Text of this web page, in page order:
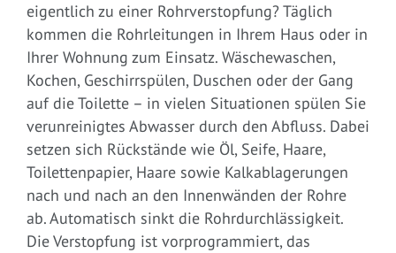
eigentlich zu einer Rohrverstopfung? Täglich
kommen die Rohrleitungen in Ihrem Haus oder in
Ihrer Wohnung zum Einsatz. Wäschewaschen,
Kochen, Geschirrspülen, Duschen oder der Gang
auf die Toilette – in vielen Situationen spülen Sie
verunreinigtes Abwasser durch den Abfluss. Dabei
setzen sich Rückstände wie Öl, Seife, Haare,
Toilettenpapier, Haare sowie Kalkablagerungen
nach und nach an den Innenwänden der Rohre
ab. Automatisch sinkt die Rohrdurchlässigkeit.
Die Verstopfung ist vorprogrammiert, das